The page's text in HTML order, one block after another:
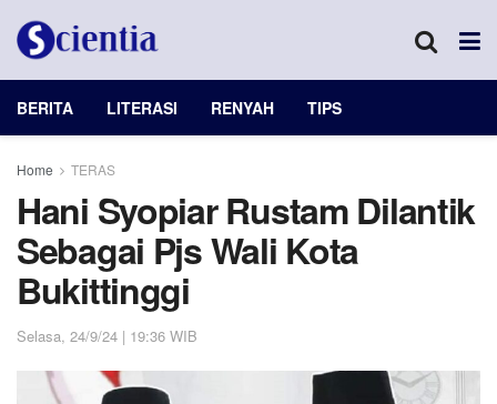
BERITA LITERASI RENYAH TIPS
Home TERAS
Hani Syopiar Rustam Dilantik
Sebagai Pjs Wali Kota
Bukittinggi
Selasa, 24/9/24 | 19:36 WIB